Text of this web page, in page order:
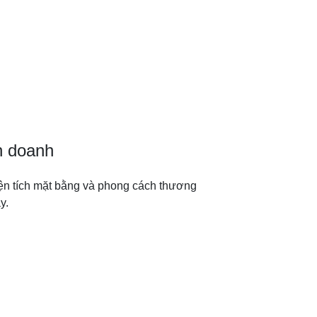
doanh
tích mặt bằng và phong cách thương